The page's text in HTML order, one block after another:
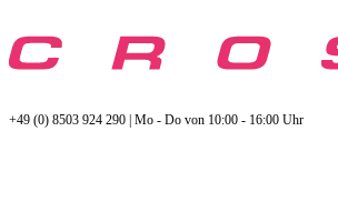
+49 (0) 8503 924 290 | Mo - Do von 10:00 - 16:00 Uhr